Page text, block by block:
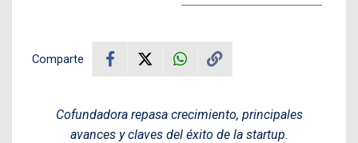
Comparte
Cofundadora repasa crecimiento, principales
avances y claves del éxito de la startup.